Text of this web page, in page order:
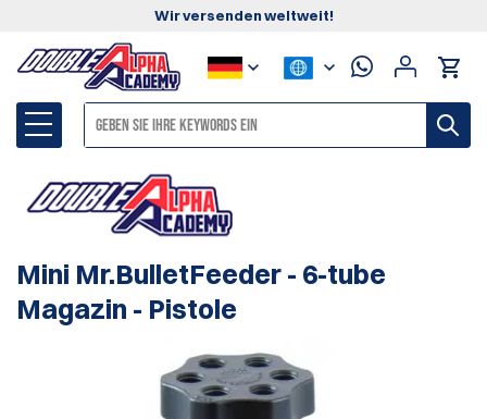
Wir versenden weltweit!
Mini Mr.BulletFeeder - 6-tube
Magazin - Pistole